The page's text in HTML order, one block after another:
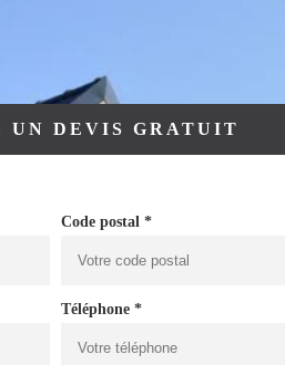
UN DEVIS GRATUIT
Code postal *
Téléphone *